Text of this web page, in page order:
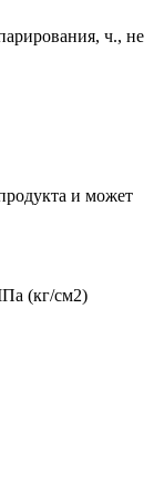
ч., не
и может
(кг/см2)